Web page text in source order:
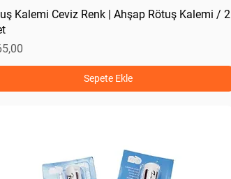
Kalemi Ceviz Renk | Ahşap Rötuş Kalemi / 2
Sepete Ekle